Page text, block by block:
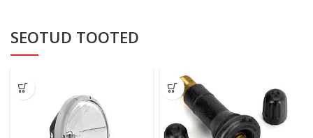
SEOTUD TOOTED